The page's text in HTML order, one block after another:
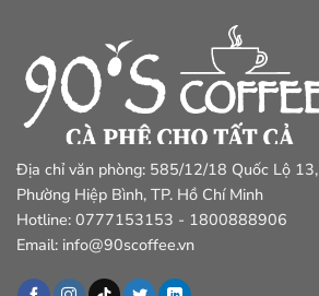
Địa chỉ văn phòng: 585/12/18 Quốc Lộ 13,
Phường Hiệp Bình, TP. Hồ Chí Minh
Hotline: 0777153153 - 1800888906
Email: info@90scoffee.vn